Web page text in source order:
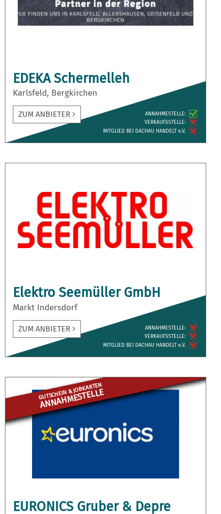
EDEKA Schermelleh
Karlsfeld, Bergkirchen
ZUM ANBIETER
ANNAH­MESTELLE:
VERKAUFS­STELLE:
MITGLIED BEI DACHAU HANDELT e.V.
Elektro Seemüller GmbH
Markt Indersdorf
ZUM ANBIETER
ANNAH­MESTELLE:
VERKAUFS­STELLE:
MITGLIED BEI DACHAU HANDELT e.V.
GUTSCHEIN & JOBKARTEN
ANNAHME­STELLE
EURONICS Gruber & Depre